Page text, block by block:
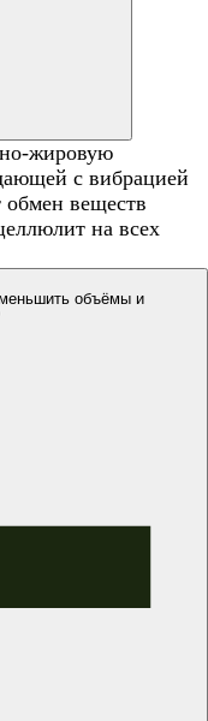
жировую
с вибрацией
обмен веществ
на всех
объёмы и